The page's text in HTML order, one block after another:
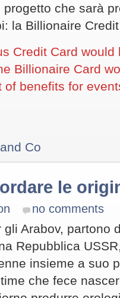
che sarà
la Billionaire
Credit Card
Billionaire Card
of benefits for
Co
le
no comments
Arabov, partono
Repubblica
insieme a suo
che fece